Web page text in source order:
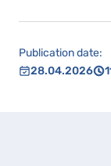
Publication date:
28.04.2026